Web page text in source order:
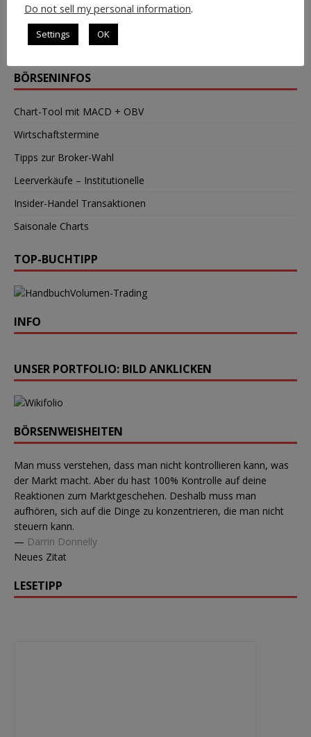
Kostenloser Newsletter für Trader
HIER KLICKEN
BÖRSENINFOS
Chart-Tool mit MACD + OBV
Wirtschaftstermine
Tipps zur Broker-Wahl
Leerverkäufe – Institutionelle
Insider-Handel Transaktionen
Saisonale Charts
TOP-BUCHTIPP
Volumen-Trading
INFO
UNSER PORTFOLIO: BILD ANKLICKEN
BÖRSENWEISHEITEN
Man muss verstehen, dass man nicht kontrollieren kann, was
der Markt macht. Aber du hast 100% Kontrolle auf deine
Reaktionen zum Marktgeschehen. Deshalb muss man
aufhören, sich auf die Dinge zu konzentrieren, die man nicht
steuern kann.
— Darrin Donnelly
Neues Zitat
LESETIPP
Do not sell my personal information.
Settings OK